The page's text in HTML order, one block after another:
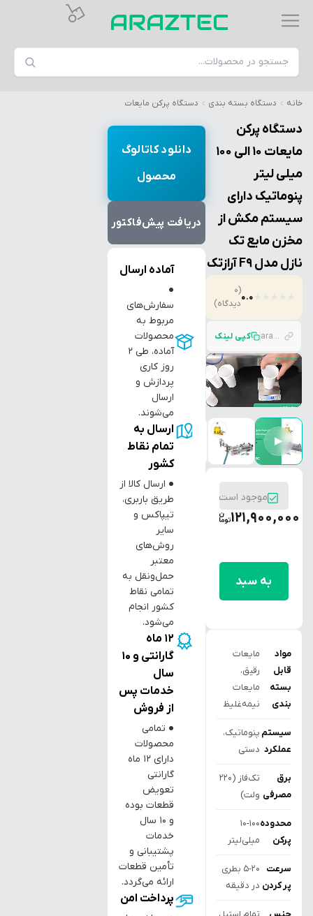
خانه دستگاه بسته بندی دستگاه پرکن مایعات
دستگاه پرکن
مایعات ۱۰ الی ۱۰۰
میلی لیتر
پنوماتیک دارای
سیستم مکش از
مخزن مایع تک
نازل مدل F9 آرازتک
0.0
(0
دیدگاه)
araztec.com/p/liliquid-filling-10-100-ml کپی لینک
▶
موجود است
121,900,000
به سبد
مواد
قابل
بسته
بندی
مایعات
رقیق،
مایعات
نیمه‌غلیظ
سیستم
عملکرد
پنوماتیک،
دستی
برق
مصرفی
تک‌فاز (220
ولت)
محدوده
پرکن
10-100
میلی‌لیتر
سرعت
پر کردن
5-20 بطری
در دقیقه
آماده ارسال
●
سفارش‌های
مربوط به
محصولات
آماده، طی ۲
روز کاری
پردازش و
ارسال
می‌شوند.
ارسال به
تمام نقاط
کشور
● ارسال کالا از
طریق باربری،
تیپاکس و
سایر
روش‌های
معتبر
حمل‌ونقل به
تمامی نقاط
کشور انجام
می‌شود.
12 ماه
گارانتی و 10
سال
خدمات پس
از فروش
● تمامی
محصولات
دارای ۱۲ ماه
گارانتی
تعویض
قطعات بوده
و ۱۰ سال
خدمات
پشتیبانی و
تأمین قطعات
ارائه می‌گردد.
پرداخت امن
دانلود کاتالوگ
محصول
دریافت پیش‌فاکتور